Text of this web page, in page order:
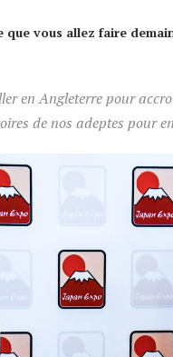
vous allez faire
en Angleterre pour
de nos adeptes pour